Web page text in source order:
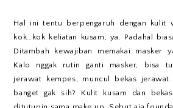
Hal ini tentu berpengaruh dengan kulit
kok…kok keliatan kusam, ya. Padahal
Ditambah kewajiban memakai masker
Kalo nggak rutin ganti masker, bisa
jerawat kempes, muncul bekas jerawat.
banget gak sih? Kulit kusam dan